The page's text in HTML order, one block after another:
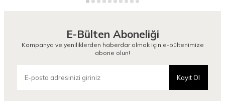
E-Bülten Aboneliği
Kampanya ve yeniliklerden haberdar olmak için e-bültenimize
abone olun!
Kayıt Ol